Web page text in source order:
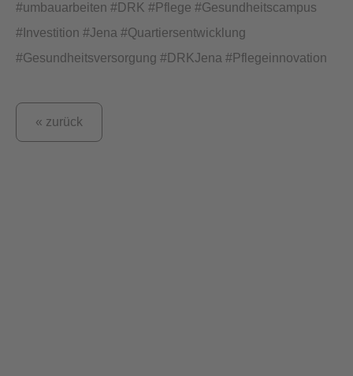
#umbauarbeiten #DRK #Pflege #Gesundheitscampus
#Investition #Jena #Quartiersentwicklung
#Gesundheitsversorgung #DRKJena #Pflegeinnovation
« zurück